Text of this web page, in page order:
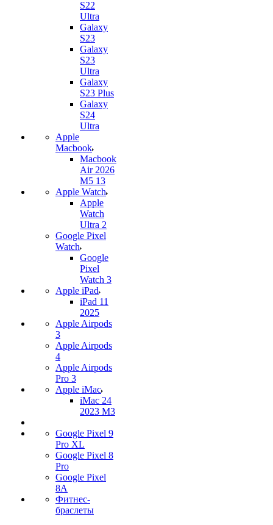
S22
Ultra
Galaxy
S23
Galaxy
S23
Ultra
Galaxy
S23 Plus
Galaxy
S24
Ultra
Apple
Macbook
Macbook
Air 2026
M5 13
Apple Watch
Apple
Watch
Ultra 2
Google Pixel
Watch
Google
Pixel
Watch 3
Apple iPad
iPad 11
2025
Apple Airpods
3
Apple Airpods
4
Apple Airpods
Pro 3
Apple iMac
iMac 24
2023 M3
Google Pixel 9
Pro XL
Google Pixel 8
Pro
Google Pixel
8A
Фитнес-
браслеты